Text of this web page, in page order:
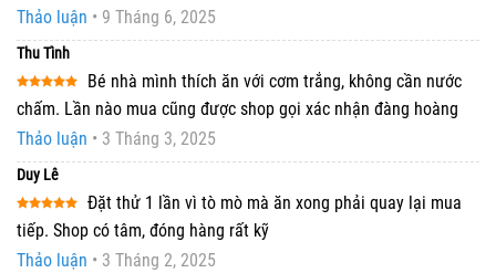
Thảo luận • 9 Tháng 6, 2025
Thu Tình
Được xếp
hạng 5 5
Bé nhà mình thích ăn với cơm trắng, không cần nước
chấm. Lần nào mua cũng được shop gọi xác nhận đàng hoàng
Thảo luận • 3 Tháng 3, 2025
Duy Lê
Được xếp
hạng 55
Đặt thử 1 lần vì tò mò mà ăn xong phải quay lại mua
tiếp. Shop có tâm, đóng hàng rất kỹ
Thảo luận • 3 Tháng 2, 2025